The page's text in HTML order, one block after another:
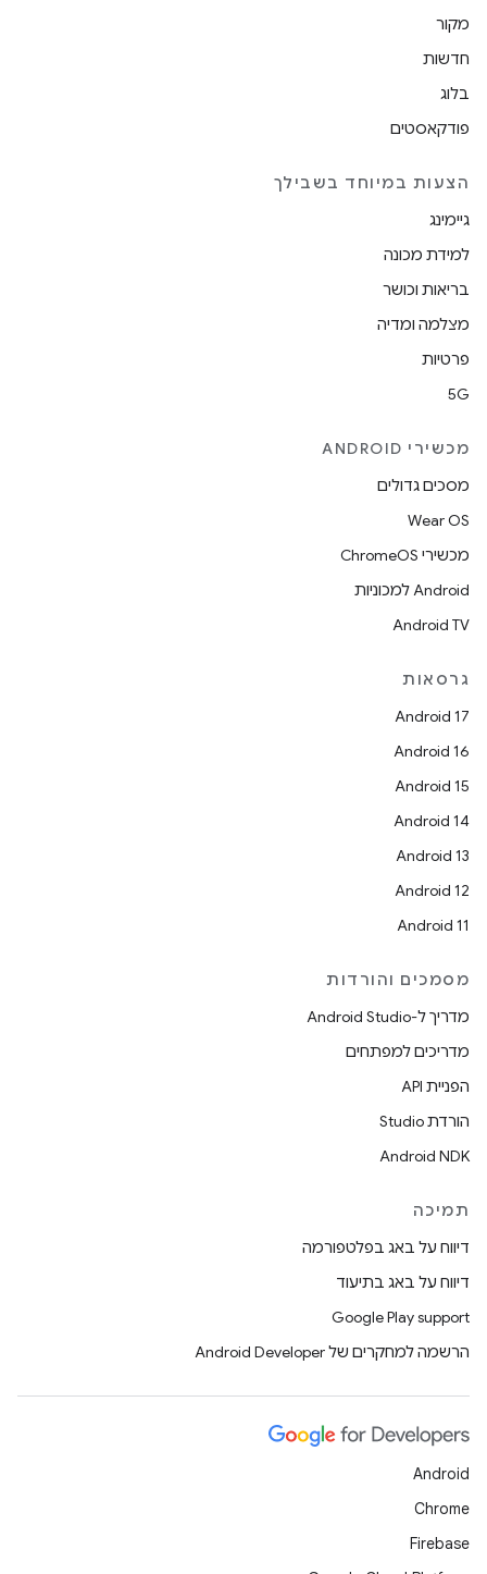
מקור
חדשות
בלוג
פודקאסטים
הצעות במיוחד בשבילך
גיימינג
למידת מכונה
בריאות וכושר
מצלמה ומדיה
פרטיות
5G
מכשירי ANDROID
מסכים גדולים
Wear OS
מכשירי ChromeOS
Android למכוניות
Android TV
גרסאות
Android 17
Android 16
Android 15
Android 14
Android 13
Android 12
Android 11
מסמכים והורדות
מדריך ל-Android Studio
מדריכים למפתחים
הפניית API
הורדת Studio
Android NDK
תמיכה
דיווח על באג בפלטפורמה
דיווח על באג בתיעוד
Google Play support
הרשמה למחקרים של Android Developer
Android
Chrome
Firebase